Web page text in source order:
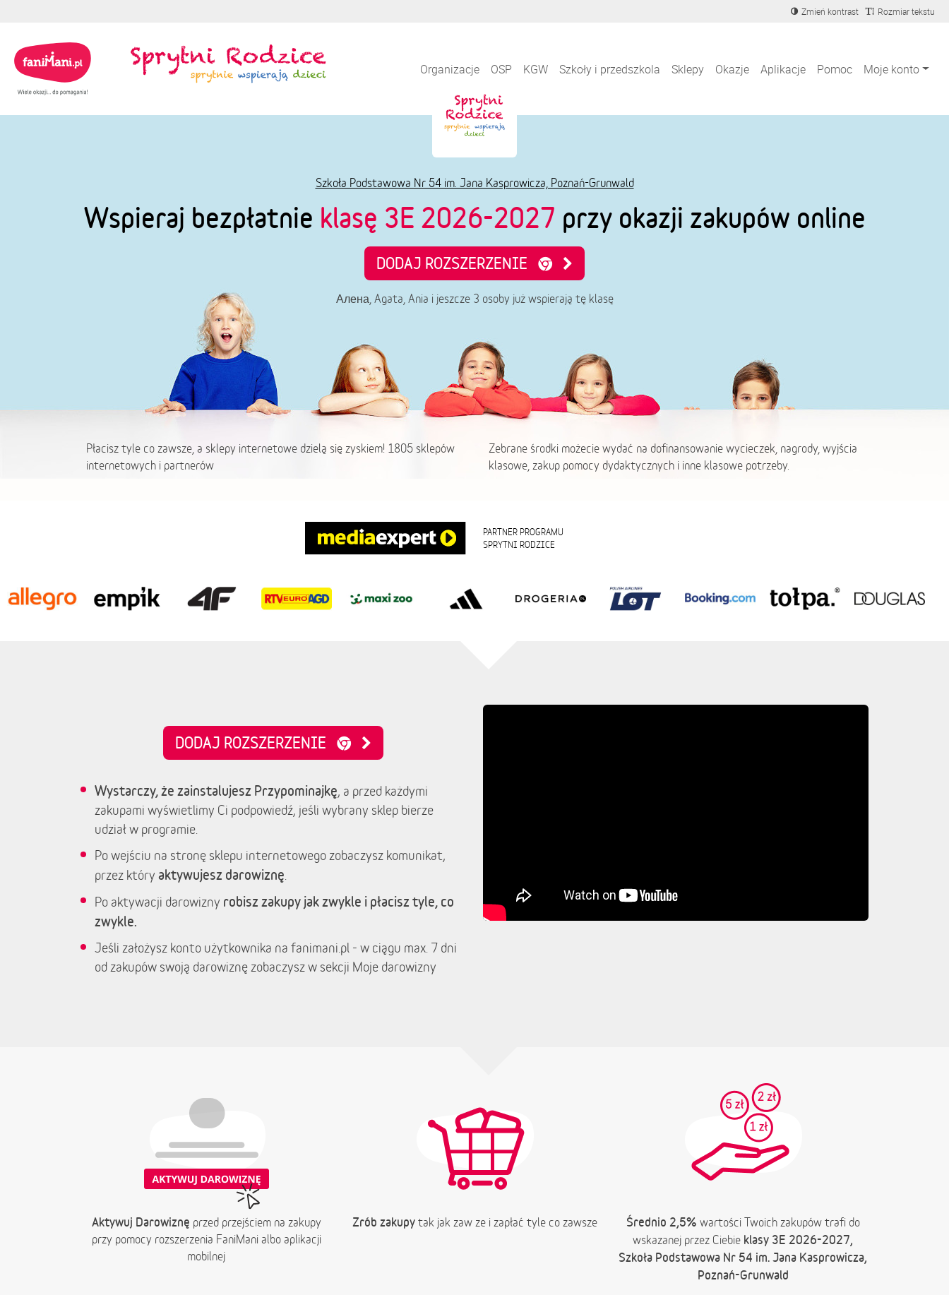
Zmień kontrast Rozmiar tekstu
Organizacje OSP KGW Szkoły i przedszkola Sklepy Okazje Aplikacje Pomoc Moje konto
Szkoła Podstawowa Nr 54 im. Jana Kasprowicza, Poznań-Grunwald
Wspieraj bezpłatnie klasę 3E 2026-2027 przy okazji zakupów online
DODAJ ROZSZERZENIE
Алена, Agata, Ania i jeszcze 3 osoby już wspierają tę klasę
Płacisz tyle co zawsze, a sklepy internetowe dzielą się zyskiem! 1805 sklepów
internetowych i partnerów
Zebrane środki możecie wydać na dofinansowanie wycieczek, nagrody, wyjścia
klasowe, zakup pomocy dydaktycznych i inne klasowe potrzeby.
PARTNER PROGRAMU
SPRYTNI RODZICE
DODAJ ROZSZERZENIE
Wystarczy, że zainstalujesz Przypominajkę, a przed każdymi
zakupami wyświetlimy Ci podpowiedź, jeśli wybrany sklep bierze
udział w programie.
Po wejściu na stronę sklepu internetowego zobaczysz komunikat,
przez który aktywujesz darowiznę
Po aktywacji darowizny robisz zakupy jak zwykle i płacisz tyle, co
zwykle.
Jeśli założysz konto użytkownika na fanimani.pl - w ciągu max. 7 dni
od zakupów swoją darowiznę zobaczysz w sekcji Moje darowizny
Aktywuj Darowiznę przed przejściem na zakupy
przy pomocy rozszerzenia FaniMani albo aplikacji
mobilnej
Zrób zakupytak jak zaw ze i zapłać tyle co zawsze Średnio 2,5% wartości Twoich zakupów trafi do
wskazanej przez Ciebie klasy 3E 2026-2027,
Szkoła Podstawowa Nr 54 im. Jana Kasprowicza,
Poznań-Grunwald